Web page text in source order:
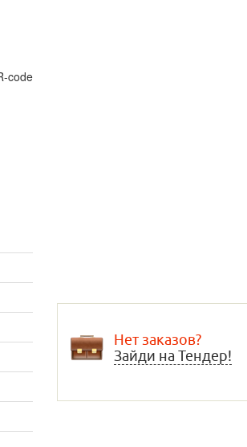
Нет заказов?
Зайди на Тендер!